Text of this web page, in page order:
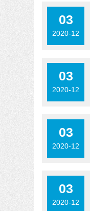
03
2020-12
03
2020-12
03
2020-12
03
2020-12